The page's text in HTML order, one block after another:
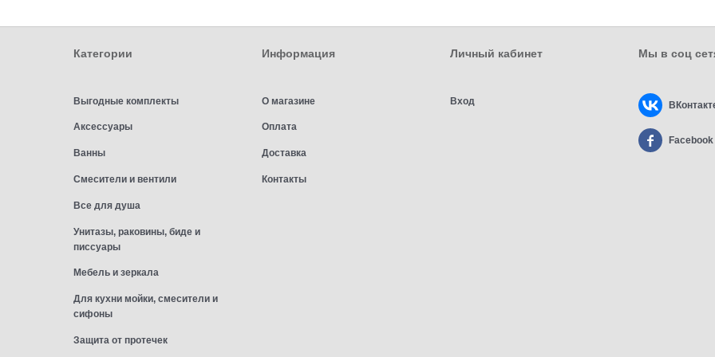
Категории
Выгодные комплекты
Аксессуары
Ванны
Смесители и вентили
Все для душа
Унитазы, раковины, биде и
писсуары
Мебель и зеркала
Для кухни мойки, смесители и
сифоны
Защита от протечек
Информация
О магазине
Оплата
Доставка
Контакты
Личный кабинет
Вход
Мы в соц
Facebook